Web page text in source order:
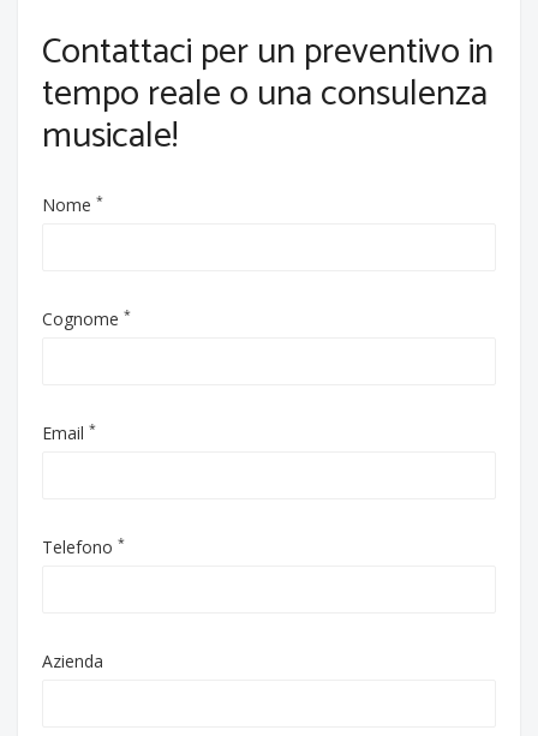
Contattaci per un preventivo in
tempo reale o una consulenza
musicale!
Nome *
Cognome *
Email *
Telefono *
Azienda